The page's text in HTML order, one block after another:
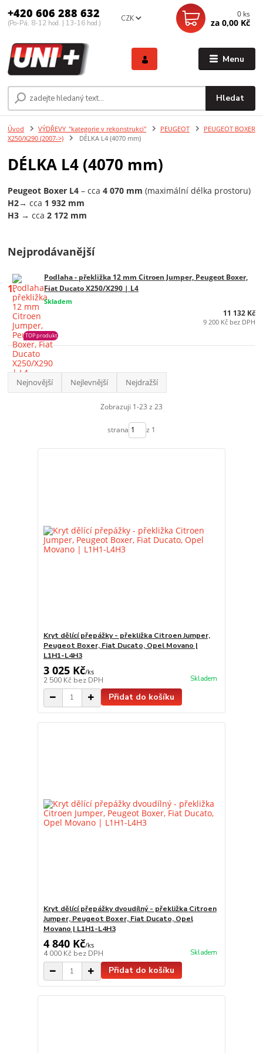
Menu
CZK
Hledat
+420 606 288 632
(Po-Pá, 8-12 hod. | 13-16 hod.)
0 ks
za 0,00 Kč
Úvod VÝDŘEVY_"kategorie v rekonstrukci" PEUGEOT
PEUGEOT BOXER
X250/X290 (2007->)
DÉLKA L4 (4070 mm)
DÉLKA L4 (4070 mm)
Peugeot Boxer L4– cca4 070 mm (maximální délka prostoru)
H2→ cca 1 932 mm
H3 →cca2 172 mm
Nejprodávanější
1.
Podlaha - překližka 12 mm Citroen Jumper, Peugeot Boxer,
Fiat Ducato X250/X290 | L4
Skladem
TOP produkt
11 132 Kč
9 200 Kč bez DPH
Nejnovější Nejlevnější Nejdražší
Zobrazuji 1-23 z 23
strana z 1
Kryt dělící přepážky - překližka Citroen Jumper,
Peugeot Boxer, Fiat Ducato, Opel Movano |
L1H1-L4H3
3 025 Kč/ks
2 500 Kč bez DPH Skladem
Přidat do košíku
Kryt dělící přepážky dvoudílný - překližka Citroen
Jumper, Peugeot Boxer, Fiat Ducato, Opel
Movano | L1H1-L4H3
4 840 Kč/ks
4 000 Kč bez DPH Skladem
Přidat do košíku